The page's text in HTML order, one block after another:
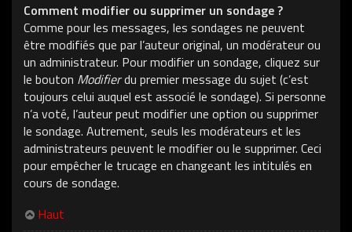
Comment modifier ou supprimer un sondage ?
Comme pour les messages, les sondages ne peuvent
être modifiés que par l’auteur original, un modérateur ou
un administrateur. Pour modifier un sondage, cliquez sur
le bouton Modifierdu premier message du sujet (c’est
toujours celui auquel est associé le sondage). Si personne
n’a voté, l’auteur peut modifier une option ou supprimer
le sondage. Autrement, seuls les modérateurs et les
administrateurs peuvent le modifier ou le supprimer. Ceci
pour empêcher le trucage en changeant les intitulés en
cours de sondage.
Haut